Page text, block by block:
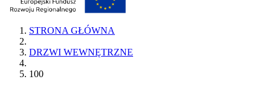
STRONA GŁÓWNA
DRZWI WEWNĘTRZNE
100